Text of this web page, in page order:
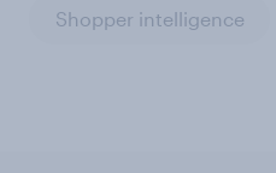
Shopper intelligence